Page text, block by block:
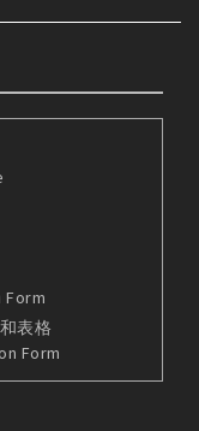
表格
Form